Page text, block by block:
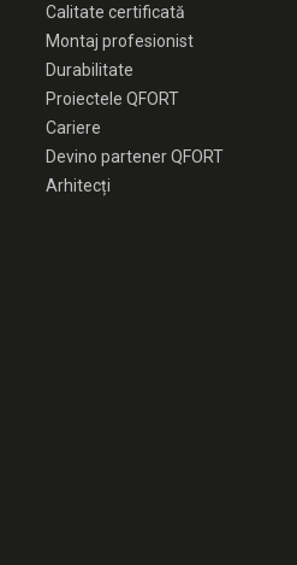
Calitate certificată
Montaj profesionist
Durabilitate
Proiectele QFORT
Cariere
Devino partener QFORT
Arhitecți